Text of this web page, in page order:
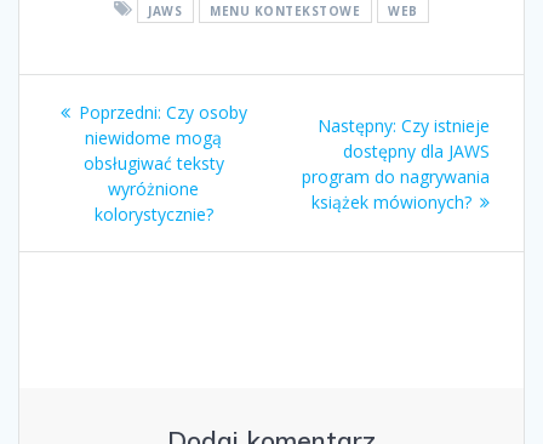
JAWS MENU KONTEKSTOWE WEB
Poprzedni: Czy osoby
niewidome mogą
obsługiwać teksty
wyróżnione
kolorystycznie?
Następny: Czy istnieje
dostępny dla JAWS
program do nagrywania
książek mówionych?